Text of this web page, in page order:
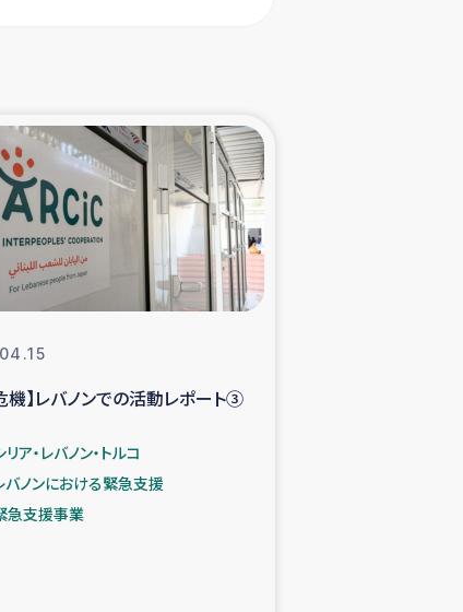
被災者支援
業
震 緊急支援
急支援
ブ植林活動
機】レバノンでの活動レポート③
リア・レバノン・トルコ
バノンにおける緊急支援
急支援事業